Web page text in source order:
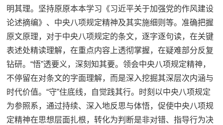
明其理。坚持原原本本学习《习近平关于加强党的作风建设
论述摘编》、中央八项规定精神及其实施细则等。准确把握
原文原理，对于中央八项规定的条文，逐字逐句读，在关键
表述处精读理解，在重点内容上透彻掌握，在疑难部分反复
钻研。“悟”透要义，深刻知其要。领会中央八项规定精神，
不停留在对条文的字面理解，而是深入挖掘其深层次内涵与
时代价值。“守”住底线，自觉践其行。时刻以中央八项规定
为参照系，通过持续、深入地反思与体悟，促使中央八项规
定精神在思想层面扎根，转化为判断是非对错、指导行为决